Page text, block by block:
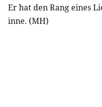
Er hat den Rang eines
inne. (MH)